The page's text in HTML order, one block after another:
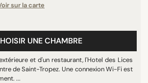
sur la carte
UNE CHAMBRE
et d'un restaurant, l'Hotel des Lices
de Saint-Tropez. Une connexion Wi-Fi est
...